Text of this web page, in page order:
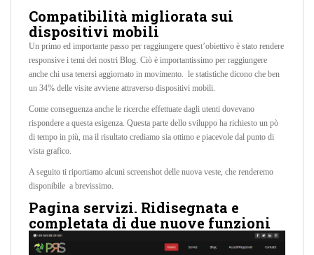
Compatibilità migliorata sui
dispositivi mobili
Un primo ed importante passo per raggiungere quest’obiettivo è stato rendere
responsive i temi dei nostri Blog. Ciò è importantissimo per raggiungere
anche chi usa tenersi aggiornato in movimento. le statistiche dicono che ben
un 34% delle visite avviene attraverso dispositivi mobili.
Come conseguenza anche le ricerche effettuate dagli utenti dovevano
rispondere a questa esigenza. Questa parte dello sviluppo ha richiesto un pò
di tempo in più, ma il risultato crediamo sia ottimo e piacevole dal punto di
vista grafico.
A seguito ti riportiamo alcuni screenshot delle nuova veste, che renderemo
disponibile a brevissimo.
Pagina servizi. Ridisegnata e
completata di due nuove funzioni